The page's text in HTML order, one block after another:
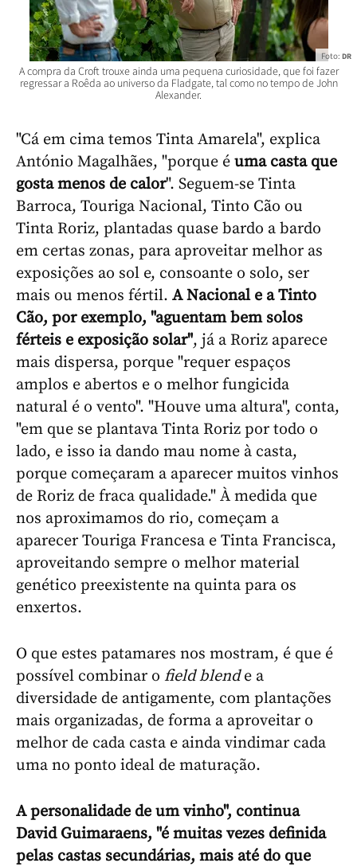
A compra da Croft trouxe ainda uma pequena curiosidade, que foi fazer
regressar a Roêda ao universo da Fladgate, tal como no tempo de John
Alexander.
Foto: DR
"Cá em cima temos Tinta Amarela", explica
António Magalhães, "porque é uma casta que
gosta menos de calor". Seguem-se Tinta
Barroca, Touriga Nacional, Tinto Cão ou
Tinta Roriz, plantadas quase bardo a bardo
em certas zonas, para aproveitar melhor as
exposições ao sol e, consoante o solo, ser
mais ou menos fértil. A Nacional e a Tinto
Cão, por exemplo, "aguentam bem solos
férteis e exposição solar", já a Roriz aparece
mais dispersa, porque "requer espaços
amplos e abertos e o melhor fungicida
natural é o vento". "Houve uma altura", conta,
"em que se plantava Tinta Roriz por todo o
lado, e isso ia dando mau nome à casta,
porque começaram a aparecer muitos vinhos
de Roriz de fraca qualidade." À medida que
nos aproximamos do rio, começam a
aparecer Touriga Francesa e Tinta Francisca,
aproveitando sempre o melhor material
genético preexistente na quinta para os
enxertos.
O que estes patamares nos mostram, é que é
possível combinar o field blende a
diversidade de antigamente, com plantações
mais organizadas, de forma a aproveitar o
melhor de cada casta e ainda vindimar cada
uma no ponto ideal de maturação.
A personalidade de um vinho", continua
David Guimaraens, "é muitas vezes definida
pelas castas secundárias, mais até do que